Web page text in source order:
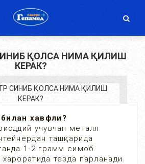
ҚОЛСА НИМА ҚИЛИШ
КЕРАК?
хавфли?
учувчан металл
ташқарида
1-2 грамм симоб
тезда парланади.